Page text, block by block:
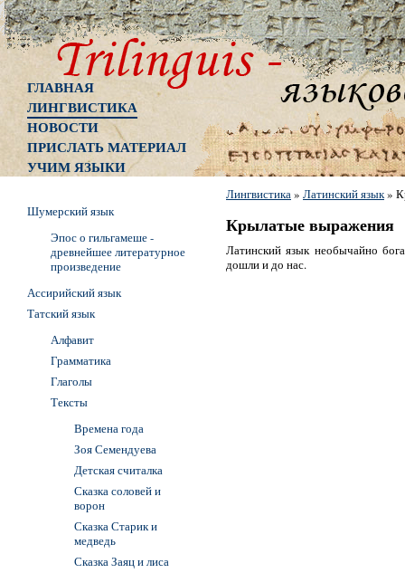
ГЛАВНАЯ
ЛИНГВИСТИКА
НОВОСТИ
ПРИСЛАТЬ МАТЕРИАЛ
УЧИМ ЯЗЫКИ
Лингвистика» Латинский язык»
Крылатые выражения
Латинский язык необычайно
дошли и до нас.
Шумерский язык
Эпос о гильгамеше -
древнейшее литературное
произведение
Ассирийский язык
Татский язык
Алфавит
Грамматика
Глаголы
Тексты
Времена года
Зоя Семендуева
Детская считалка
Сказка соловей и
ворон
Сказка Старик и
медведь
Сказка Заяц и лиса